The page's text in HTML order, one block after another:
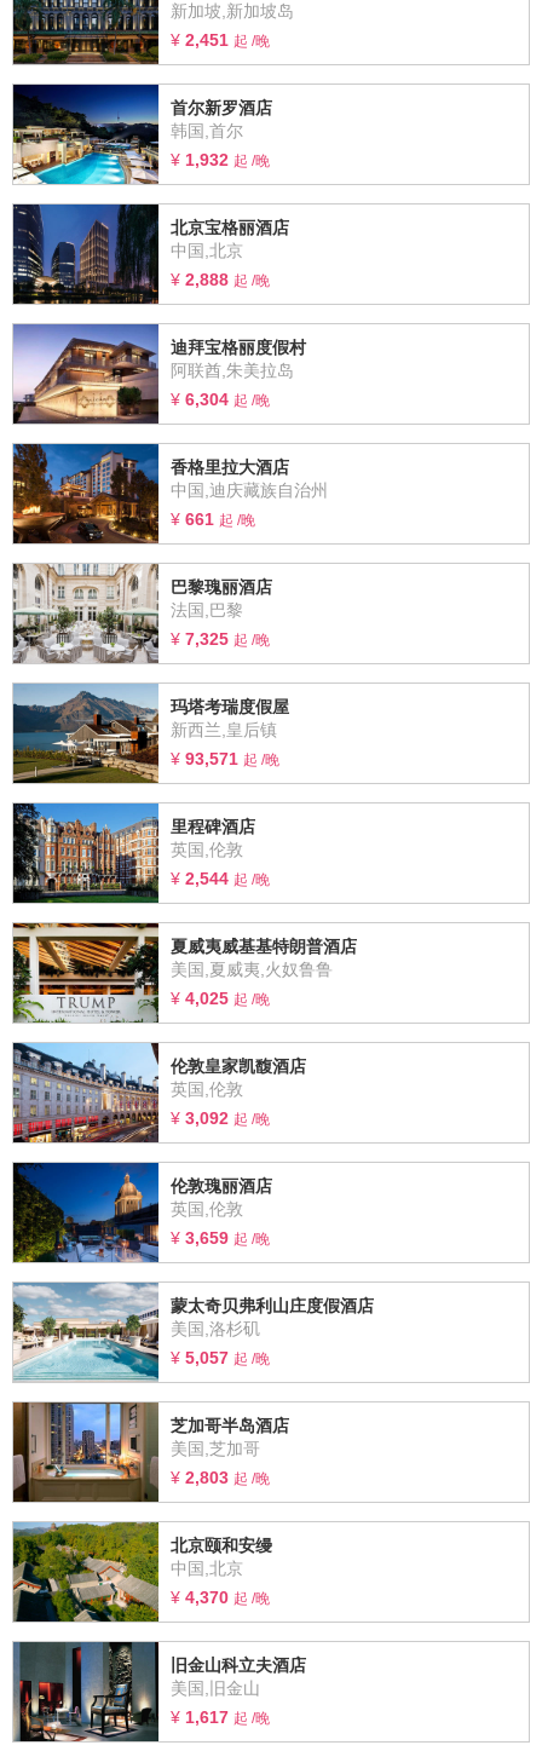
新加坡,新加坡岛
¥ 2,451 起 /晚
首尔新罗酒店
韩国,首尔
¥ 1,932 起 /晚
北京宝格丽酒店
中国,北京
¥ 2,888 起 /晚
迪拜宝格丽度假村
阿联酋,朱美拉岛
¥ 6,304 起 /晚
香格里拉大酒店
中国,迪庆藏族自治州
¥ 661 起 /晚
巴黎瑰丽酒店
法国,巴黎
¥ 7,325 起 /晚
玛塔考瑞度假屋
新西兰,皇后镇
¥ 93,571 起 /晚
里程碑酒店
英国,伦敦
¥ 2,544 起 /晚
夏威夷威基基特朗普酒店
美国,夏威夷,火奴鲁鲁
¥ 4,025 起 /晚
伦敦皇家凯馥酒店
英国,伦敦
¥ 3,092 起 /晚
伦敦瑰丽酒店
英国,伦敦
¥ 3,659 起 /晚
蒙太奇贝弗利山庄度假酒店
美国,洛杉矶
¥ 5,057 起 /晚
芝加哥半岛酒店
美国,芝加哥
¥ 2,803 起 /晚
北京颐和安缦
中国,北京
¥ 4,370 起 /晚
旧金山科立夫酒店
美国,旧金山
¥ 1,617 起 /晚